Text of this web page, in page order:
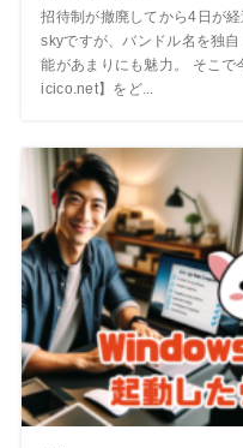
招待制が撤廃してから4日が
skyですが、バンドル名を独
能があまりにも魅力。 そこで
icico.net】をど...